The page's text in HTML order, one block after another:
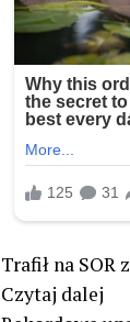
Trafił na
Czytaj dalej